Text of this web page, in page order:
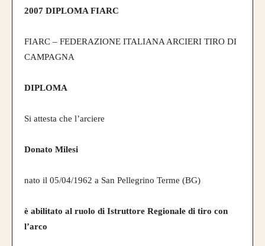
2007 DIPLOMA FIARC
FIARC – FEDERAZIONE ITALIANA ARCIERI TIRO DI
CAMPAGNA
DIPLOMA
Si attesta che l’arciere
Donato Milesi
nato il 05/04/1962 a San Pellegrino Terme (BG)
è abilitato al ruolo di Istruttore Regionale di tiro con
l’arco